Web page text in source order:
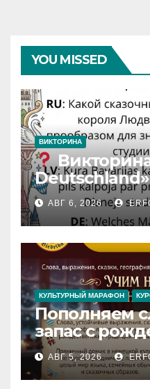
YOU MISSED
ВИКТОРИНА
№46
Замок
Iedvesmas
Inspiration
АВГ 6, 2026
КУЛЬТУРНЫЙ МАРАФОН
Пополняем
запас с
сказкой!
вместе с
АВГ 5, 2026